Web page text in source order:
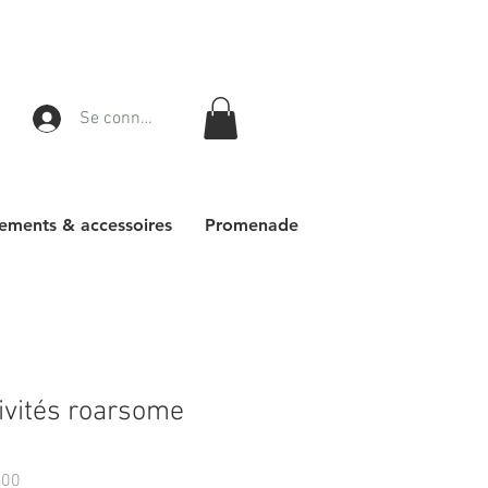
Se connecter
& accessoires Promenade
roarsome